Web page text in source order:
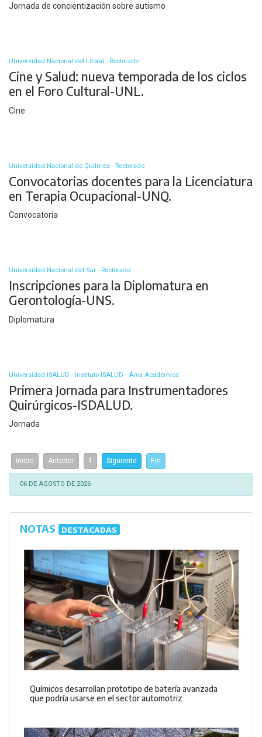
Jornada de concientización sobre autismo
Universidad Nacional del Litoral - Rectorado
Cine y Salud: nueva temporada de los ciclos
en el Foro Cultural-UNL.
Cine
Universidad Nacional de Quilmes - Rectorado
Convocatorias docentes para la Licenciatura
en Terapia Ocupacional-UNQ.
Convocatoria
Universidad Nacional del Sur - Rectorado
Inscripciones para la Diplomatura en
Gerontología-UNS.
Diplomatura
Universidad ISALUD - Instituto ISALUD - Área Académica
Primera Jornada para Instrumentadores
Quirúrgicos-ISDALUD.
Jornada
Inicio Anterior 1 Siguiente Fin
06 DE AGOSTO DE 2026
NOTAS DESTACADAS
Químicos desarrollan prototipo de batería avanzada
que podría usarse en el sector automotriz